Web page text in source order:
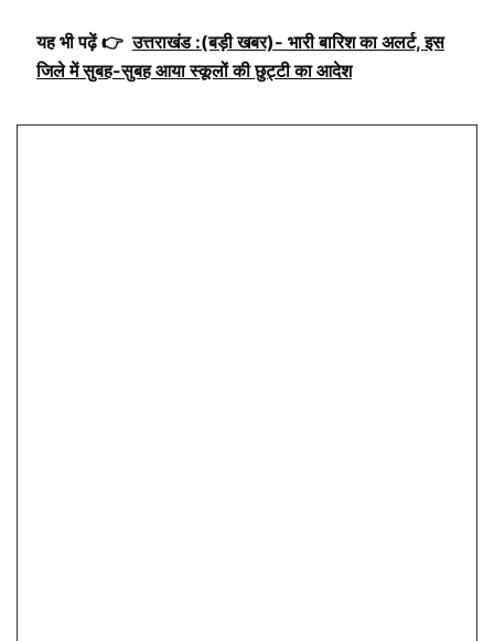
यह भी पढ़ें 👉 उत्तराखंड :(बड़ी खबर)- भारी बारिश का अलर्ट, इस
जिले में सुबह-सुबह आया स्कूलों की छुट्टी का आदेश